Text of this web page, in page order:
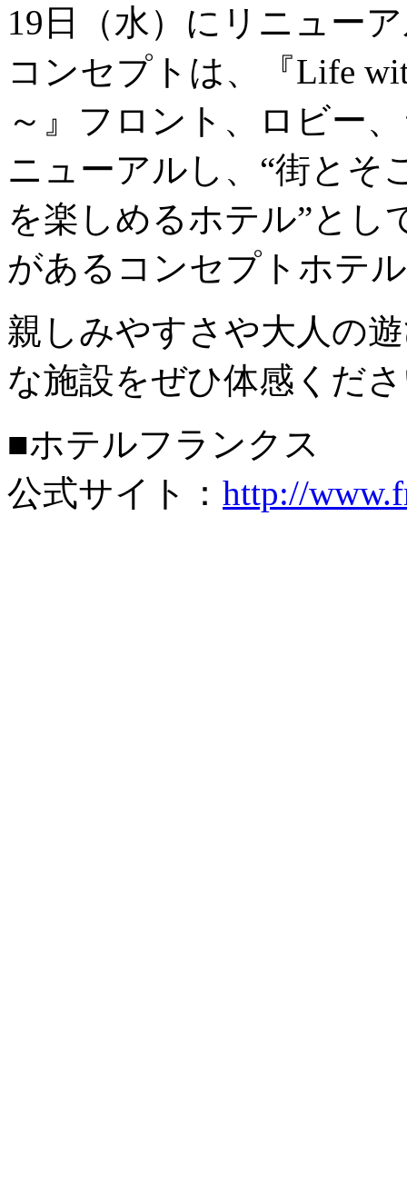
19日（水）にリニュー
コンセプトは、『Life
～』フロント、ロビー
ニューアルし、“街とそ
を楽しめるホテル”とし
があるコンセプトホテ
親しみやすさや大人の
な施設をぜひ体感くだ
■ホテルフランクス
公式サイト： http://